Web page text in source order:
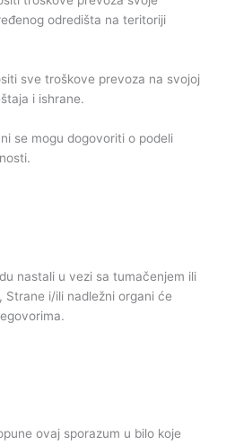
odredišta na teritoriji
sve troškove prevoza na svojoj
i ishrane.
se mogu dogovoriti o podeli
nastali u vezi sa tumačenjem ili
Strane i/ili nadležni organi će
ovaj sporazum u bilo koje